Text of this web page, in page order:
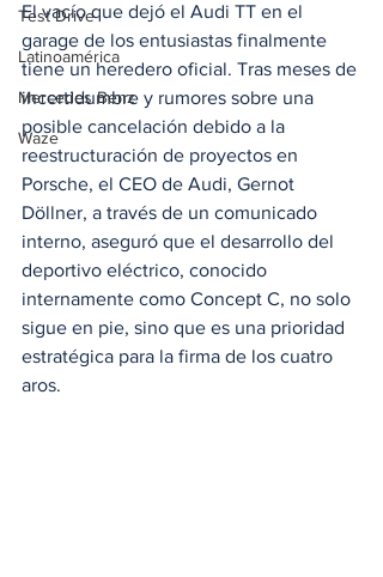
Test Drive
Latinoamérica
Mercedes Benz
Waze
El vacío que dejó el Audi TT en el
garage de los entusiastas finalmente
tiene un heredero oficial. Tras meses de
incertidumbre y rumores sobre una
posible cancelación debido a la
reestructuración de proyectos en
Porsche, el CEO de Audi, Gernot
Döllner, a través de un comunicado
interno, aseguró que el desarrollo del
deportivo eléctrico, conocido
internamente como Concept C, no solo
sigue en pie, sino que es una prioridad
estratégica para la firma de los cuatro
aros.